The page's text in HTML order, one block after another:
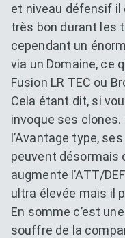
et niveau défensif il
très bon durant les
cependant un
via un Domaine, ce
Fusion LR TEC ou
Cela étant dit, si
invoque ses
l’Avantage type,
peuvent désormais
augmente l’ATT/
ultra élevée mais il
En somme c’est
souffre de la